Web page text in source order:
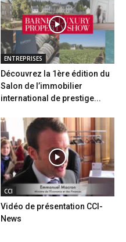
ENTREPRISES
Découvrez la 1ère édition du
Salon de l’immobilier
international de prestige...
CCI
Vidéo de présentation CCI-
News